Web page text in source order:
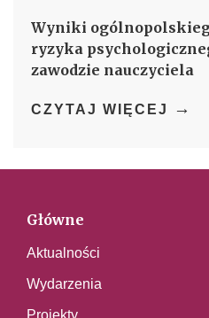
Wyniki
ryzyka
zawodzie nauczyciela
CZYTAJ WIĘCEJ →
Główne
Aktualności
Wydarzenia